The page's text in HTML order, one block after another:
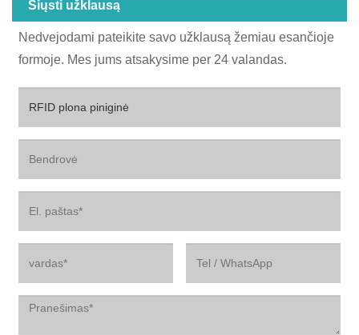
Siųsti užklausą
Nedvejodami pateikite savo užklausą žemiau esančioje
formoje. Mes jums atsakysime per 24 valandas.